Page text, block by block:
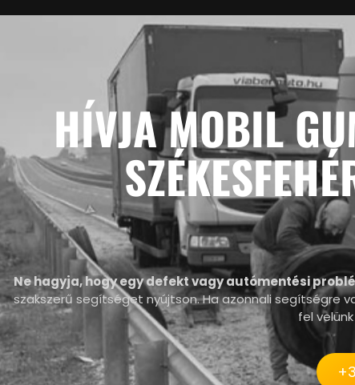
HÍVJA MOBIL
Ne hagyja, hogy egy defekt vagy autómentési
szakszerű segítséget nyújtson. Ha azonnali segítségre
fel